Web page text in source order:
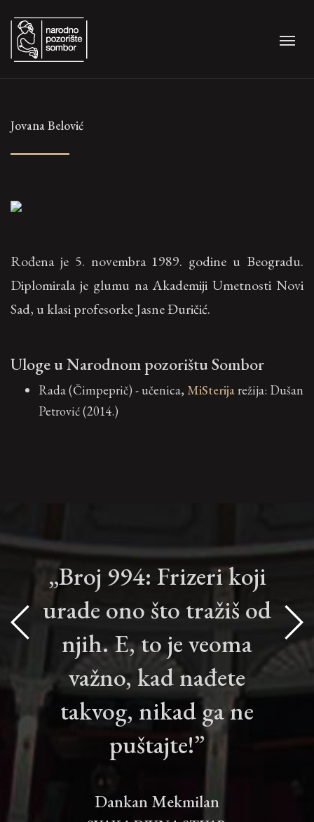
Jovana Belović
Rođena je 5. novembra 1989. godine u Beogradu.
Diplomirala je glumu na Akademiji Umetnosti Novi
Sad, u klasi profesorke Jasne Đuričić.
Uloge u Narodnom pozorištu Sombor
Rada (Čimpeprič) - učenica, MiSterijarežija: Dušan
Petrović (2014.)
„Broj 994: Frizeri koji
urade ono što tražiš od
njih. E, to je veoma
važno, kad nađete
takvog, nikad ga ne
puštajte!”
Dankan Mekmilan